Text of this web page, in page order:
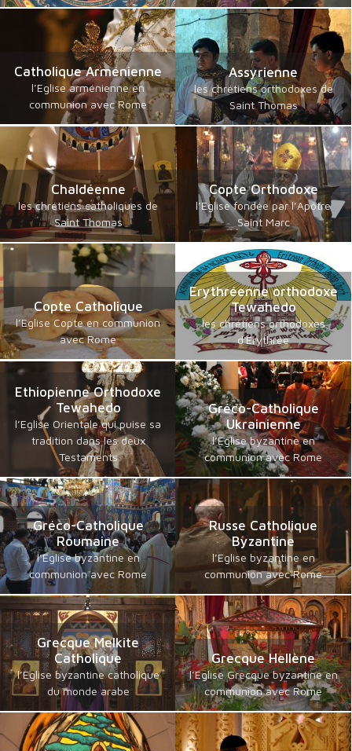
Catholique Arménienne
l’Eglise arménienne en
communion avec Rome
Assyrienne
les chrétiens orthodoxes de
Saint Thomas
Chaldéenne
les chrétiens catholiques de
Saint Thomas
Copte Orthodoxe
l’Eglise fondée par l’Apôtre
Saint Marc
Copte Catholique
l’Eglise Copte en communion
avec Rome
Erythréenne orthodoxe
Tewahedo
les chrétiens orthodoxes
d'Erythrée
Ethiopienne Orthodoxe
Tewahedo
l’Eglise Orientale qui puise sa
tradition dans les deux
Testaments
Gréco-Catholique
Ukrainienne
l’Eglise byzantine en
communion avec Rome
Gréco-Catholique
Roumaine
l’Eglise byzantine en
communion avec Rome
Russe Catholique
Byzantine
l’Eglise byzantine en
communion avec Rome
Grecque Melkite
Catholique
l’Eglise byzantine catholique
du monde arabe
Grecque Hellène
l’Eglise Grecque byzantine en
communion avec Rome